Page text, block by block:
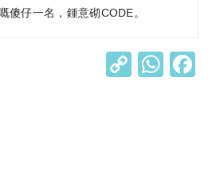
傻仔一名，鍾意砌CODE。
C W